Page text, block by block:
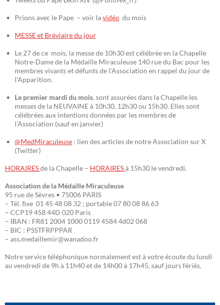
Prions avec le Pape – voir lavidéo du mois
MESSE et Bréviaire du jour
Le 27 de ce mois, la messe de 10h30 est célébrée en la Chapelle
Notre-Dame de la Médaille Miraculeuse 140 rue du Bac pour les
membres vivants et défunts de l’Association en rappel du jour de
l’Apparition.
Le premier mardi du mois, sont assurées dans la Chapelle les
messes de la NEUVAINE à 10h30, 12h30 ou 15h30. Elles sont
célébrées aux intentions données par les membres de
l’Association (sauf en janvier)
@MedMiraculeuse : lien des articles de notre Association sur X
(Twitter)
HORAIRESde la Chapelle – HORAIRESà 15h30 le vendredi.
Association de la Médaille Miraculeuse
95 rue de Sèvres • 75006 PARIS
– Tél. fixe 01 45 48 08 32 ; portable 07 80 08 86 63
– CCP19 458 44D 020 Paris
– IBAN : FR81 2004 1000 0119 4584 4d02 068
– BIC : PSSTFRPPPAR
– ass.medaillemir@wanadoo.fr
Notre service téléphonique normalement est à votre écoute du lundi
au vendredi de 9h à 11h40 et de 14h00 à 17h45, sauf jours fériés.